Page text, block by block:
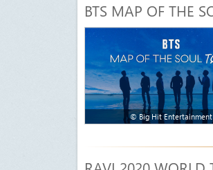
BTS MAP OF THE
© Big Hit Entertainment